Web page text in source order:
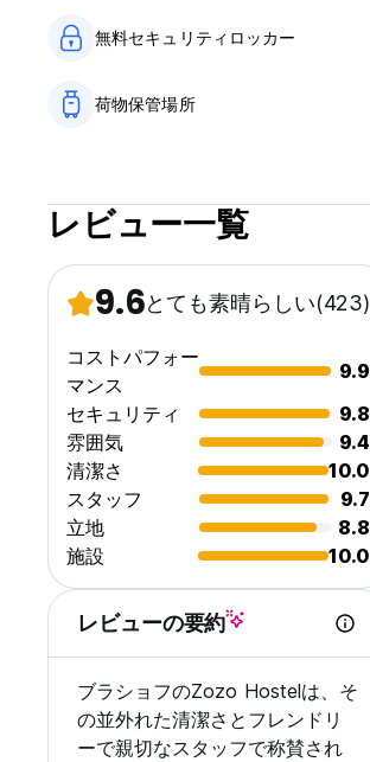
無料セキュリティロッカー
荷物保管場所
レビュー一覧
9.6とても素晴らしい(423)
コストパフォー
マンス
9.9
セキュリティ
9.8
雰囲気
9.4
清潔さ
10.0
スタッフ
9.7
立地
8.8
施設
10.0
レビューの要約
ブラショフのZozo Hostelは、そ
の並外れた清潔さとフレンドリ
ーで親切なスタッフで称賛され